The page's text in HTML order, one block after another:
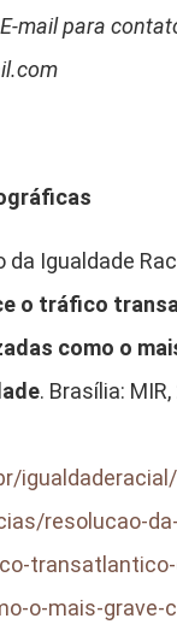
mail para
da Igualdade
o tráfico
como o
. Brasília:
resolucao-
o-mais-grave-